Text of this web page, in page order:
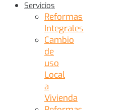
Servicios
Reformas
Integrales
Cambio
de
uso
Local
a
Vivienda